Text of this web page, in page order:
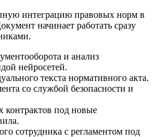
интеграцию правовых норм в
начинает работать сразу
и анализ
нейросетей.
текста нормативного акта.
со службой безопасности и
контрактов под новые
сотрудника с регламентом под